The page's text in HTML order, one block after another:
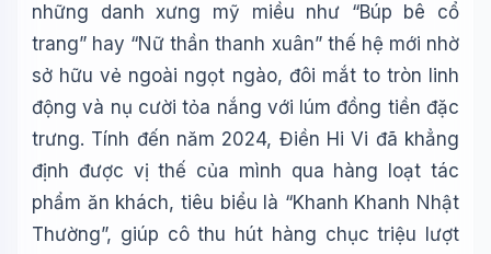
những danh xưng mỹ miều như “Búp bê cổ
trang” hay “Nữ thần thanh xuân” thế hệ mới nhờ
sở hữu vẻ ngoài ngọt ngào, đôi mắt to tròn linh
động và nụ cười tỏa nắng với lúm đồng tiền đặc
trưng. Tính đến năm 2024, Điền Hi Vi đã khẳng
định được vị thế của mình qua hàng loạt tác
phẩm ăn khách, tiêu biểu là “Khanh Khanh Nhật
Thường”, giúp cô thu hút hàng chục triệu lượt